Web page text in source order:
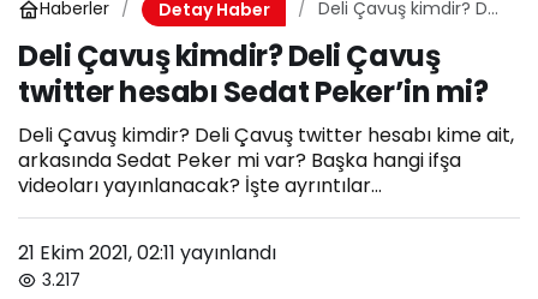
Haberler Detay Haber
Deli Çavuş kimdir? Deli
Sedat Peker’in mi?
Deli Çavuş kimdir? Deli Çavuş
twitter hesabı Sedat Peker’in mi?
Deli Çavuş kimdir? Deli Çavuş twitter hesabı kime ait,
arkasında Sedat Peker mi var? Başka hangi ifşa
videoları yayınlanacak? İşte ayrıntılar...
21 Ekim 2021, 02:11 yayınlandı
3.217